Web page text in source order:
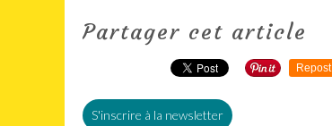
Partager cet article
Repost
S'inscrire à la newsletter